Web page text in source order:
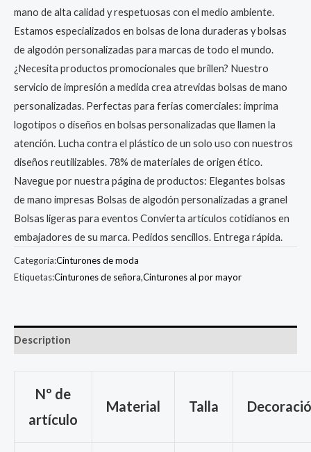
mano de alta calidad y respetuosas con el medio ambiente.
Estamos especializados en bolsas de lona duraderas y bolsas
de algodón personalizadas para marcas de todo el mundo.
¿Necesita productos promocionales que brillen? Nuestro
servicio de impresión a medida crea atrevidas bolsas de mano
personalizadas. Perfectas para ferias comerciales: imprima
logotipos o diseños en bolsas personalizadas que llamen la
atención. Lucha contra el plástico de un solo uso con nuestros
diseños reutilizables. 78% de materiales de origen ético.
Navegue por nuestra página de productos: Elegantes bolsas
de mano impresas Bolsas de algodón personalizadas a granel
Bolsas ligeras para eventos Convierta artículos cotidianos en
embajadores de su marca. Pedidos sencillos. Entrega rápida.
Categoría:Cinturones de moda
Etiquetas:Cinturones de señora,Cinturones al por mayor
Description
Nº de
artículo
Material Talla